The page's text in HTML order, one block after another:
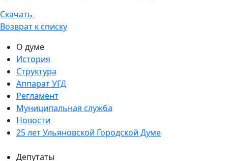
Скачать
Возврат к списку
О думе
История
Структура
Аппарат УГД
Регламент
Муниципальная служба
Новости
25 лет Ульяновской Городской Думе
Депутаты